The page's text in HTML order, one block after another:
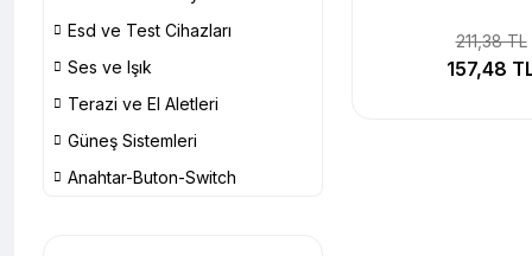
Esd ve Test Cihazları
Ses ve Işık
Terazi ve El Aletleri
Güneş Sistemleri
Anahtar-Buton-Switch
211,38 TL
157,48